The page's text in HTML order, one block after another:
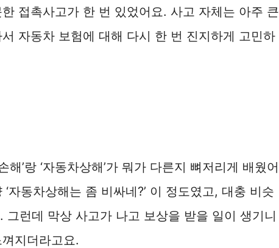
접촉사고가 한 번 있었어요. 사고 자체는 아주 큰
자동차 보험에 대해 다시 한 번 진지하게 고민하
해’랑 ‘자동차상해’가 뭐가 다른지 뼈저리게 배웠어
자동차상해는 좀 비싸네?’ 이 정도였고, 대충 비슷
그런데 막상 사고가 나고 보상을 받을 일이 생기니
지더라고요.